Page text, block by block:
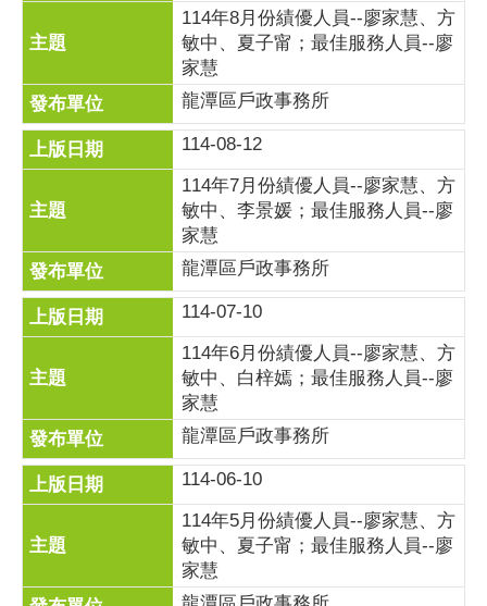
114年8月份績優人員--廖家慧、方
敏中、夏子甯；最佳服務人員--廖
家慧
龍潭區戶政事務所
114-08-12
114年7月份績優人員--廖家慧、方
敏中、李景媛；最佳服務人員--廖
家慧
龍潭區戶政事務所
114-07-10
114年6月份績優人員--廖家慧、方
敏中、白梓嫣；最佳服務人員--廖
家慧
龍潭區戶政事務所
114-06-10
114年5月份績優人員--廖家慧、方
敏中、夏子甯；最佳服務人員--廖
家慧